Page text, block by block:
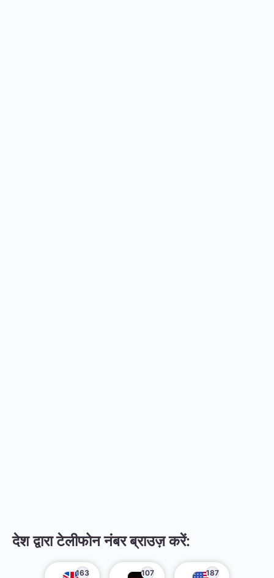
देश द्वारा टेलीफोन नंबर ब्राउज़ करें:
163 107 187